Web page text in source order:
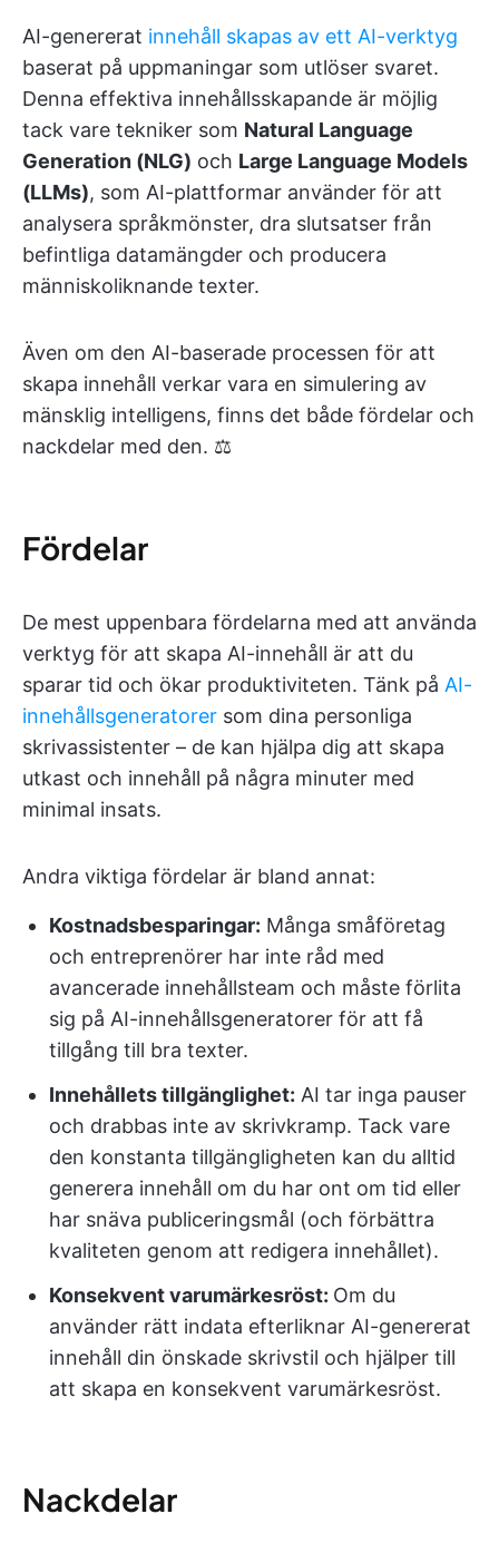
AI-genererat innehåll skapas av ett AI-verktyg
baserat på uppmaningar som utlöser svaret.
Denna effektiva innehållsskapande är möjlig
tack vare tekniker som Natural Language
Generation (NLG) och Large Language Models
(LLMs), som AI-plattformar använder för att
analysera språkmönster, dra slutsatser från
befintliga datamängder och producera
människoliknande texter.
Även om den AI-baserade processen för att
skapa innehåll verkar vara en simulering av
mänsklig intelligens, finns det både fördelar och
nackdelar med den. ⚖️
Fördelar
De mest uppenbara fördelarna med att använda
verktyg för att skapa AI-innehåll är att du
sparar tid och ökar produktiviteten. Tänk på AI-
innehållsgeneratorer som dina personliga
skrivassistenter – de kan hjälpa dig att skapa
utkast och innehåll på några minuter med
minimal insats.
Andra viktiga fördelar är bland annat:
Kostnadsbesparingar: Många småföretag
och entreprenörer har inte råd med
avancerade innehållsteam och måste förlita
sig på AI-innehållsgeneratorer för att få
tillgång till bra texter.
Innehållets tillgänglighet: AI tar inga pauser
och drabbas inte av skrivkramp. Tack vare
den konstanta tillgängligheten kan du alltid
generera innehåll om du har ont om tid eller
har snäva publiceringsmål (och förbättra
kvaliteten genom att redigera innehållet).
Konsekvent varumärkesröst: Om du
använder rätt indata efterliknar AI-genererat
innehåll din önskade skrivstil och hjälper till
att skapa en konsekvent varumärkesröst.
Nackdelar